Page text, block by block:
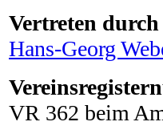
Vertreten
Hans-Georg
VR 362 beim